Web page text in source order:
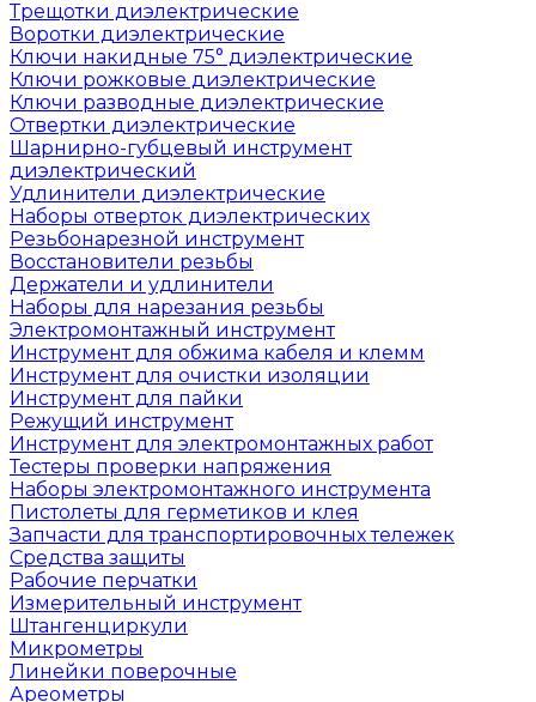
Трещотки диэлектрические
Воротки диэлектрические
Ключи накидные 75° диэлектрические
Ключи рожковые диэлектрические
Ключи разводные диэлектрические
Отвертки диэлектрические
Шарнирно-губцевый инструмент
диэлектрический
Удлинители диэлектрические
Наборы отверток диэлектрических
Резьбонарезной инструмент
Восстановители резьбы
Держатели и удлинители
Наборы для нарезания резьбы
Электромонтажный инструмент
Инструмент для обжима кабеля и клемм
Инструмент для очистки изоляции
Инструмент для пайки
Режущий инструмент
Инструмент для электромонтажных работ
Тестеры проверки напряжения
Наборы электромонтажного инструмента
Пистолеты для герметиков и клея
Запчасти для транспортировочных тележек
Средства защиты
Рабочие перчатки
Измерительный инструмент
Штангенциркули
Микрометры
Линейки поверочные
Ареометры